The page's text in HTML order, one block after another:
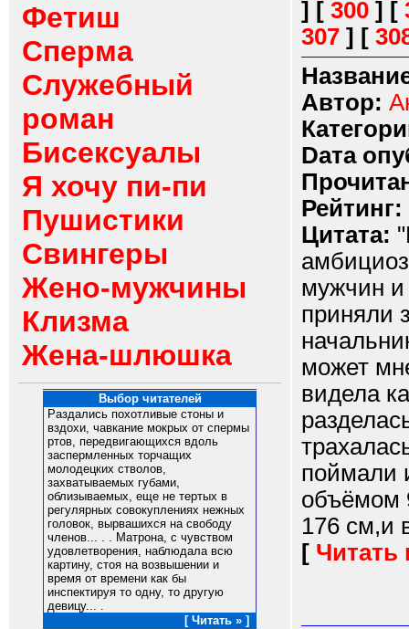
Фетиш
Сперма
Служебный
роман
Бисексуалы
Я хочу пи-пи
Пушистики
Свингеры
Жено-мужчины
Клизма
Жена-шлюшка
Выбор читателей
Раздались похотливые стоны и
вздохи, чавкание мокрых от спермы
ртов, передвигающихся вдоль
заспермленных торчащих
молодецких стволов,
захватываемых губами,
облизываемых, еще не тертых в
регулярных совокуплениях нежных
головок, вырвашихся на свободу
членов... . . Матрона, с чувством
удовлетворения, наблюдала всю
картину, стоя на возвышении и
время от времени как бы
инспектируя то одну, то другую
девицу... .
[ Читать » ]
] [ 300 ] [
307 ] [
Автор:
Dата
Рейтинг:
Цитата:
мужчин и
приняли
может
видела
поймали
объёмом
176 см,и
[ Читать